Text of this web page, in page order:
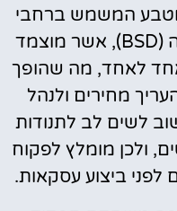
המשמש ברחבי
איי בהאמה הוא דולר בהאמה (BSD), אשר מוצמד
לאחד, מה שהופך
מחירים ולנהל
לשים לב לתנודות
ולכן מומלץ לפקוח
לפני ביצוע עסקאות.